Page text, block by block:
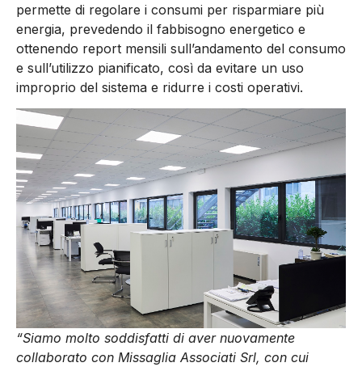
permette di regolare i consumi per risparmiare più
energia, prevedendo il fabbisogno energetico e
ottenendo report mensili sull’andamento del consumo
e sull’utilizzo pianificato, così da evitare un uso
improprio del sistema e ridurre i costi operativi.
“Siamo molto soddisfatti di aver nuovamente
collaborato con Missaglia Associati Srl, con cui